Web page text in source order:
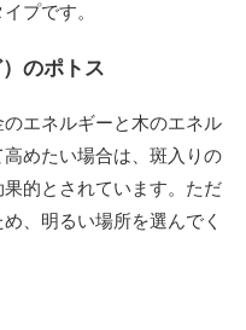
プです。
のポトス
エネルギーと木のエネル
めたい場合は、斑入りの
的とされています。ただ
、明るい場所を選んでく